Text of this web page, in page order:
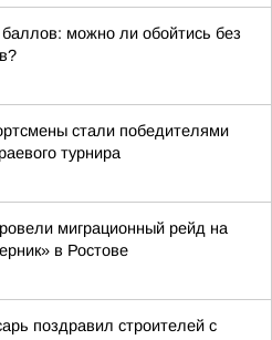
можно ли обойтись без
стали победителями
турнира
миграционный рейд на
в Ростове
поздравил строителей с